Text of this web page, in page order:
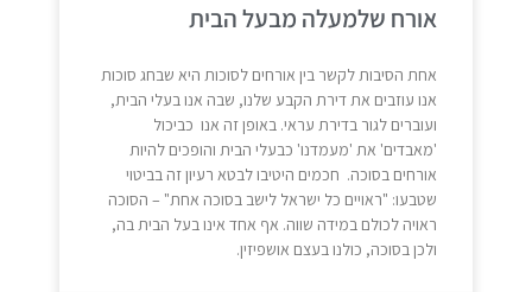
אורח שלמעלה מבעל הבית
אחת הסיבות לקשר בין אורחים לסוכות היא שבחג סוכות
אנו עוזבים את דירת הקבע שלנו, שבה אנו בעלי הבית,
ועוברים לגור בדירת עראי. באופן זה אנו כביכול
'מאבדים' את 'מעמדנו' כבעלי הבית והופכים להיות
אורחים בסוכה. חכמים היטיבו לבטא רעיון זה בביטוי
שטבעו: "ראויים כל ישראל לישב בסוכה אחת" – הסוכה
ראויה לכולם במידה שווה. אף אחד אינו בעל הבית בה,
ולכן בסוכה, כולנו בעצם אושפיזין.